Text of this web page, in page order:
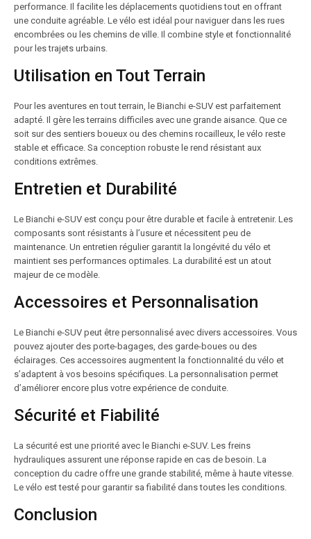
performance. Il facilite les déplacements quotidiens tout en offrant
une conduite agréable. Le vélo est idéal pour naviguer dans les rues
encombrées ou les chemins de ville. Il combine style et fonctionnalité
pour les trajets urbains.
Utilisation en Tout Terrain
Pour les aventures en tout terrain, le Bianchi e-SUV est parfaitement
adapté. Il gère les terrains difficiles avec une grande aisance. Que ce
soit sur des sentiers boueux ou des chemins rocailleux, le vélo reste
stable et efficace. Sa conception robuste le rend résistant aux
conditions extrêmes.
Entretien et Durabilité
Le Bianchi e-SUV est conçu pour être durable et facile à entretenir. Les
composants sont résistants à l’usure et nécessitent peu de
maintenance. Un entretien régulier garantit la longévité du vélo et
maintient ses performances optimales. La durabilité est un atout
majeur de ce modèle.
Accessoires et Personnalisation
Le Bianchi e-SUV peut être personnalisé avec divers accessoires. Vous
pouvez ajouter des porte-bagages, des garde-boues ou des
éclairages. Ces accessoires augmentent la fonctionnalité du vélo et
s’adaptent à vos besoins spécifiques. La personnalisation permet
d’améliorer encore plus votre expérience de conduite.
Sécurité et Fiabilité
La sécurité est une priorité avec le Bianchi e-SUV. Les freins
hydrauliques assurent une réponse rapide en cas de besoin. La
conception du cadre offre une grande stabilité, même à haute vitesse.
Le vélo est testé pour garantir sa fiabilité dans toutes les conditions.
Conclusion